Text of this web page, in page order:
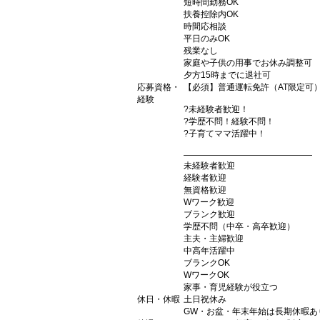
短時間勤務OK
扶養控除内OK
時間応相談
平日のみOK
残業なし
家庭や子供の用事でお休み調整可
夕方15時までに退社可
応募資格・
経験
【必須】普通運転免許（AT限定可
?未経験者歓迎！
?学歴不問！経験不問！
?子育てママ活躍中！
―――――――――――――――
未経験者歓迎
経験者歓迎
無資格歓迎
Wワーク歓迎
ブランク歓迎
学歴不問（中卒・高卒歓迎）
主夫・主婦歓迎
中高年活躍中
ブランクOK
WワークOK
家事・育児経験が役立つ
休日・休暇 土日祝休み
GW・お盆・年末年始は長期休暇あ